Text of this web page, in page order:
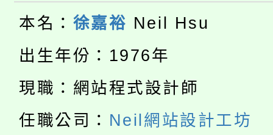
生本土語及新住民語歌
公告本校115學年度第
代理(課)教師甄選結果(
公告本校115學年度第
代理(課)教師甄選結果(
《TA101》溝通分析基
本名： 徐嘉裕 Neil Hsu
出生年份：1976年
現職：網站程式設計師
任職公司： Neil網站設計工坊